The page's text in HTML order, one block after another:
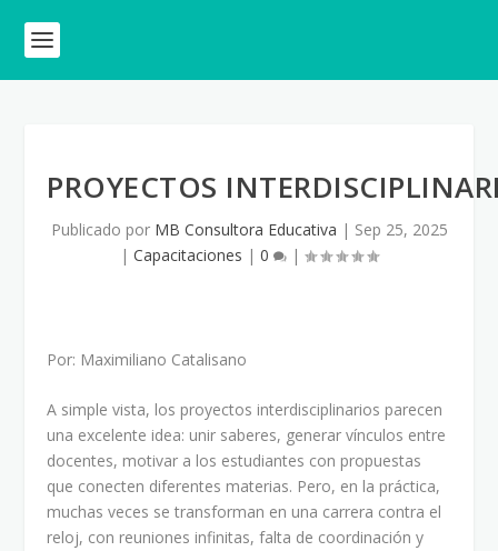
PROYECTOS
Publicado por MB Consultora Educativa | Sep 25, 2025
| Capacitaciones | 0 |
Por: Maximiliano Catalisano
A simple vista, los proyectos interdisciplinarios parecen
una excelente idea: unir saberes, generar vínculos entre
docentes, motivar a los estudiantes con propuestas
que conecten diferentes materias. Pero, en la práctica,
muchas veces se transforman en una carrera contra el
reloj, con reuniones infinitas, falta de coordinación y